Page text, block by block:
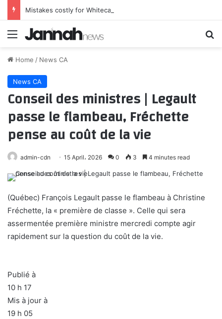
Menu
Home / News CA
News CA
Conseil des ministres | Legault
passe le flambeau, Fréchette
pense au coût de la vie
admin-cdn 15 April، 2026 0 3 4 minutes read
(Québec) François Legault passe le flambeau à Christine
Fréchette, la « première de classe ». Celle qui sera
assermentée première ministre mercredi compte agir
rapidement sur la question du coût de la vie.
Publié à
10 h 17
Mis à jour à
19 h 05